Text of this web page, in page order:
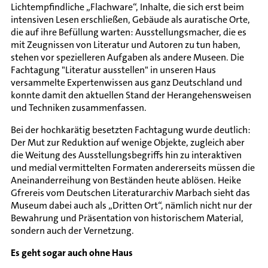
Lichtempfindliche „Flachware“, Inhalte, die sich erst beim
intensiven Lesen erschließen, Gebäude als auratische Orte,
die auf ihre Befüllung warten: Ausstellungsmacher, die es
mit Zeugnissen von Literatur und Autoren zu tun haben,
stehen vor spezielleren Aufgaben als andere Museen. Die
Fachtagung "Literatur ausstellen" in unseren Haus
versammelte Expertenwissen aus ganz Deutschland und
konnte damit den aktuellen Stand der Herangehensweisen
und Techniken zusammenfassen.
Bei der hochkarätig besetzten Fachtagung wurde deutlich:
Der Mut zur Reduktion auf wenige Objekte, zugleich aber
die Weitung des Ausstellungsbegriffs hin zu interaktiven
und medial vermittelten Formaten andererseits müssen die
Aneinanderreihung von Beständen heute ablösen. Heike
Gfrereis vom Deutschen Literaturarchiv Marbach sieht das
Museum dabei auch als „Dritten Ort“, nämlich nicht nur der
Bewahrung und Präsentation von historischem Material,
sondern auch der Vernetzung.
Es geht sogar auch ohne Haus